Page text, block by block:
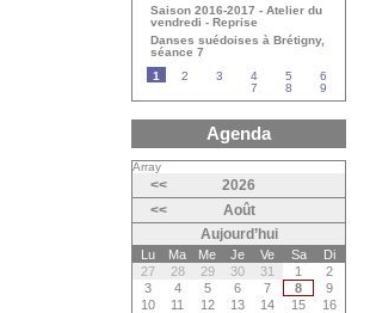
Saison 2016-2017 - Atelier du
vendredi - Reprise
Danses suédoises à Brétigny,
séance 7
1
2 3 4 5
6
7
8 9
Agenda
Array
<<
2026
<<
Août
Aujourd’hui
Lu Ma Me Je Ve Sa
Di
27
28 29 30 31 1
2
3
4 5 6 7 8
9
10
11 12 13 14 15
16